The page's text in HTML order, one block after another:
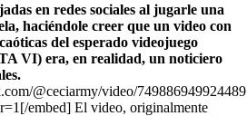
en redes sociales al jugarle una
haciéndole creer que un video con
del esperado videojuego
VI) era, en realidad, un noticiero
@ceciarmy/video/
embed] El video, originalmente